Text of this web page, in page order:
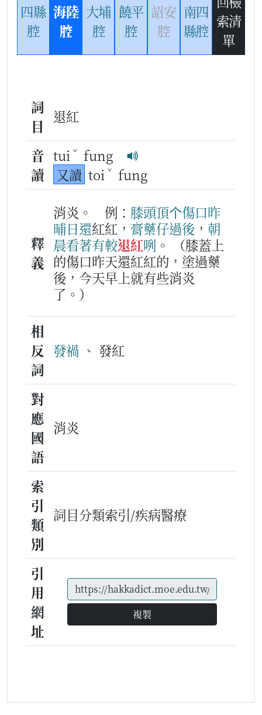
四縣
腔
海陸
腔
大埔
腔
饒平
腔
詔安
腔
南四
縣腔
索清
單
詞
目
退紅
音
讀
tui ˇ fung
又讀 toi ˇ fung
釋
義
消炎。 例： 膝頭頂个傷口昨
晡日還紅紅， 膏藥仔過後 ， 朝
晨看著有較退紅咧 。
（膝蓋上
的傷口昨天還紅紅的，塗過藥
後，今天早上就有些消炎
了。）
相
反
詞
發禍 、 發紅
對
應
國
語
消炎
索
引
類
別
詞目分類索引/疾病醫療
引
用
網
址
複製